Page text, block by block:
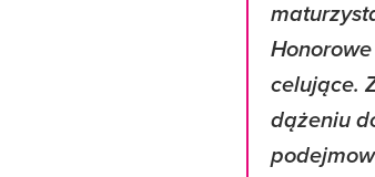
celujące.
dążeniu